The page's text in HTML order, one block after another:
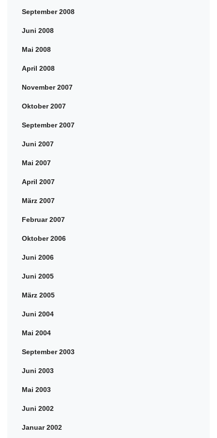
September 2008
Juni 2008
Mai 2008
April 2008
November 2007
Oktober 2007
September 2007
Juni 2007
Mai 2007
April 2007
März 2007
Februar 2007
Oktober 2006
Juni 2006
Juni 2005
März 2005
Juni 2004
Mai 2004
September 2003
Juni 2003
Mai 2003
Juni 2002
Januar 2002